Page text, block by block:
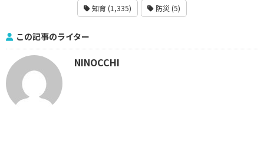
知育 (1,335) 防災 (5)
この記事のライター
NINOCCHI